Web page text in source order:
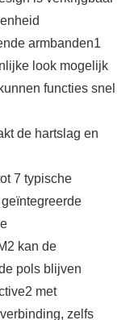
armbanden1
look mogelijk
functies snel
de hartslag en
7 typische
kan de
pols blijven
met
zelfs